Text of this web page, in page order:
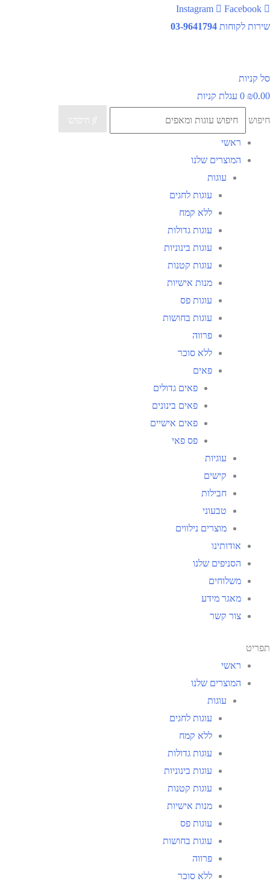
דילוג
לתוכן
Instagram
Facebook
שירות לקוחות 03-9641794
סל קניות
₪0.00
0 עגלת קניות
חיפוש חיפוש
ראשי
המוצרים שלנו
עוגות
עוגות לחגים
ללא קמח
עוגות גדולות
עוגות בינוניות
עוגות קטנות
מנות אישיות
עוגות פס
עוגות בחושות
פרווה
ללא סוכר
פאים
פאים גדולים
פאים בינונים
פאים אישיים
פס פאי
עוגיות
קישים
חבילות
טבעוני
מוצרים נילווים
אודותינו
הסניפים שלנו
משלוחים
מאגר מידע
צור קשר
תפריט
ראשי
המוצרים שלנו
עוגות
עוגות לחגים
ללא קמח
עוגות גדולות
עוגות בינוניות
עוגות קטנות
מנות אישיות
עוגות פס
עוגות בחושות
פרווה
ללא סוכר